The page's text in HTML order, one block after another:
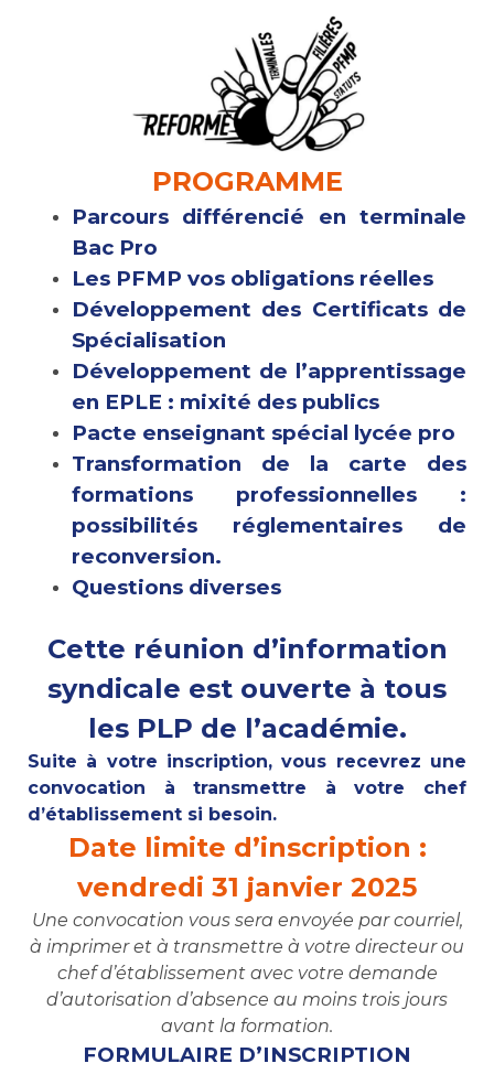
PROGRAMME
Parcours différencié en terminale
Bac Pro
Les PFMP vos obligations réelles
Développement des Certificats de
Spécialisation
Développement de l’apprentissage
en EPLE : mixité des publics
Pacte enseignant spécial lycée pro
Transformation de la carte des
formations professionnelles :
possibilités réglementaires de
reconversion.
Questions diverses
Cette réunion d’information
syndicale est ouverte à tous
les PLP de l’académie.
Suite à votre inscription, vous recevrez une
convocation à transmettre à votre chef
d’établissement si besoin.
Date limite d’inscription :
vendredi 31 janvier 2025
Une convocation vous sera envoyée par courriel,
à imprimer et à transmettre à votre directeur ou
chef d’établissement avec votre demande
d’autorisation d’absence au moins trois jours
avant la formation.
FORMULAIRE D’INSCRIPTION